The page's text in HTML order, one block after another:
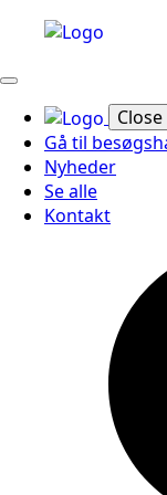
Close
Gå til
Nyheder
Se alle
Kontakt